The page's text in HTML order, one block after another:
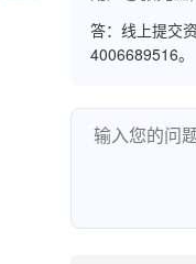
答：线上提交
4006689516。